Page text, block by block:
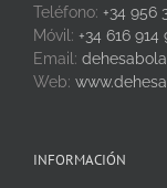
Teléfono: +34 956
Móvil: +34 616 914
Email:
Web:
INFORMACIÓN